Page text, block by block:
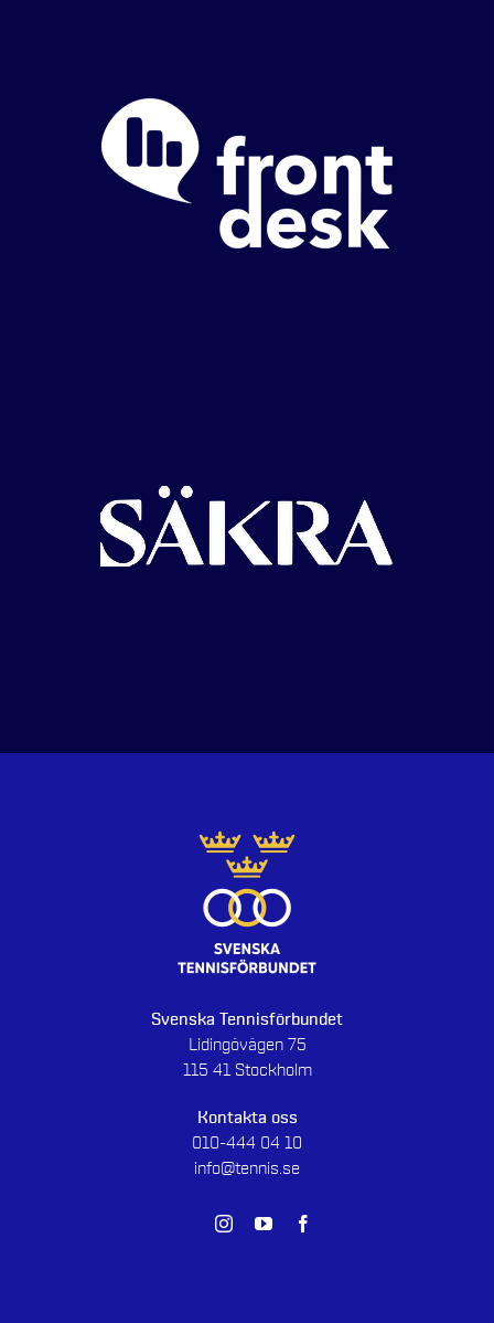
Svenska Tennisförbundet
Lidingövägen 75
115 41 Stockholm
Kontakta oss
010-444 04 10
info@tennis.se